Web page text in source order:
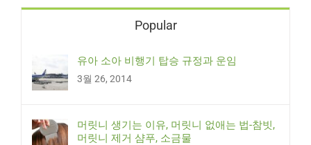
Popular
유아 소아 비행기 탑승 규정과 운임
3월 26, 2014
머릿니 생기는 이유, 머릿니 없애는 법-참빗,
머릿니 제거 샴푸, 소금물